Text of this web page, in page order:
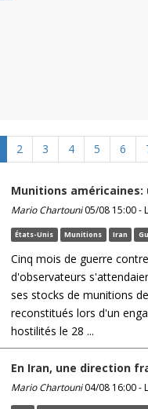
2 3 4 5 6
Munitions américaines:
Mario Chartouni05/08 15:00 -
États-Unis Munitions Iran
Cinq mois de guerre
d'observateurs
ses stocks de munitions
reconstitués lors d'un
hostilités le 28 ...
En Iran, une direction
Mario Chartouni04/08 16:00 -